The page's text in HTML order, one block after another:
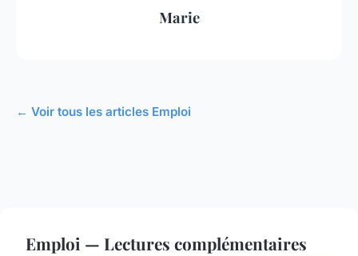
Marie
← Voir tous les articles Emploi
Emploi — Lectures complémentaires